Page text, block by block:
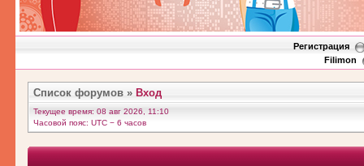
Регистрация
Filimon
Список форумов » Вход
Текущее время: 08 авг 2026, 11:10
Часовой пояс: UTC − 6 часов